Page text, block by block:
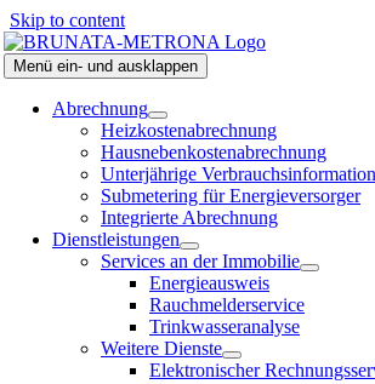
Skip to content
Menü ein- und ausklappen
Abrechnung
Heizkostenabrechnung
Hausnebenkostenabrechnung
Unterjährige
Submetering für Energieversorger
Integrierte Abrechnung
Dienstleistungen
Services an der Immobilie
Energieausweis
Rauchmelderservice
Trinkwasseranalyse
Weitere Dienste
Elektronischer